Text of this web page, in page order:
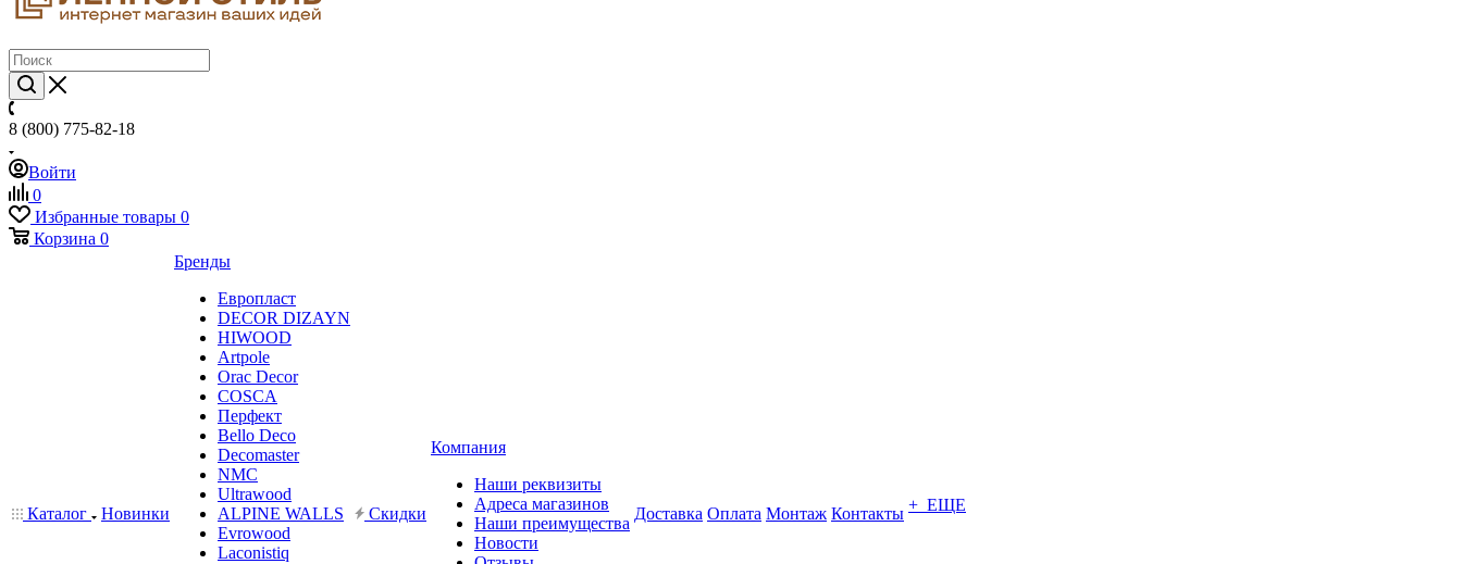
8 (800) 775-82-18
Войти
0
Избранные товары 0
Корзина 0
Каталог Новинки
Бренды
Европласт
DECOR DIZAYN
HIWOOD
Artpole
Orac Decor
COSCA
Перфект
Bello Deco
Decomaster
NMС
Ultrawood
ALPINE WALLS
Evrowood
Laconistiq
Скидки
Компания
Наши реквизиты
Адреса магазинов
Наши преимущества
Новости
Доставка Оплата Монтаж Контакты + ЕЩЕ